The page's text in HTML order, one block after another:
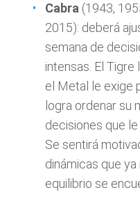
Cabra (1943,
2015): deberá
semana de
intensas. El
el Metal le exige
logra ordenar su
decisiones que
Se sentirá
dinámicas que
equilibrio se